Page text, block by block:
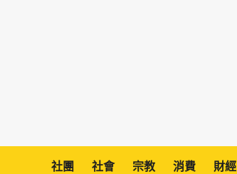
社團 社會 宗教 消費 財經